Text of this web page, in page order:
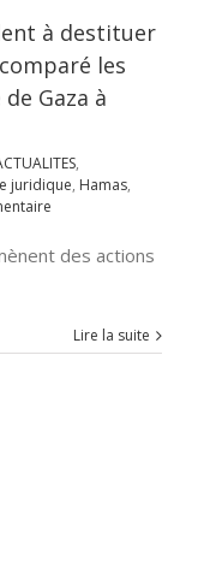
à destituer
les
Gaza à
,
juridique, Hamas,
des actions
Lire la suite